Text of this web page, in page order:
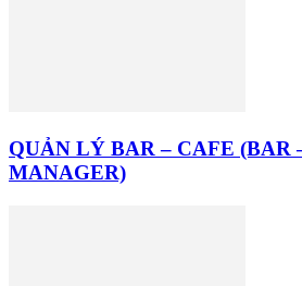
QUẢN LÝ BAR – CAFE (BAR
MANAGER)